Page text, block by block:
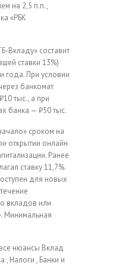
на 2,5 п.п.,
«РБК
Вкладу» составит
ставки 13%)
года. При условии
банкомат
тыс., а при
банка — ₽50 тыс.
сроком на
открытии онлайн
Ранее
ставку 11,7%.
для новых
вкладов или
Минимальная
нюансы Вклад
Налоги , Банки и